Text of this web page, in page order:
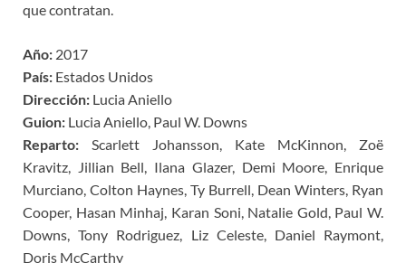
que contratan.
Año: 2017
País: Estados Unidos
Dirección: Lucia Aniello
Guion: Lucia Aniello, Paul W. Downs
Reparto: Scarlett Johansson, Kate McKinnon, Zoë
Kravitz, Jillian Bell, Ilana Glazer, Demi Moore, Enrique
Murciano, Colton Haynes, Ty Burrell, Dean Winters, Ryan
Cooper, Hasan Minhaj, Karan Soni, Natalie Gold, Paul W.
Downs, Tony Rodriguez, Liz Celeste, Daniel Raymont,
Doris McCarthy